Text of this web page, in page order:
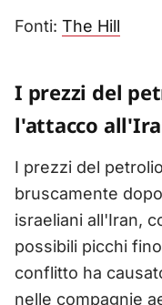
Fonti: The Hill
I prezzi del
l'attacco
I prezzi del
bruscamente
israeliani all'Iran,
possibili picchi
conflitto ha
nelle compagnie